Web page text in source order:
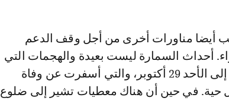
أيضا مناورات أخرى من أجل وقف الدعم
أحداث السمارة ليست بعيدة والهجمات التي
وقعت في المدينة ليلة السبت 28 إلى الأحد 29 أكتوبر، والتي أسفرت عن وفاة
حية. في حين أن هناك معطيات تشير إلى ضلوع